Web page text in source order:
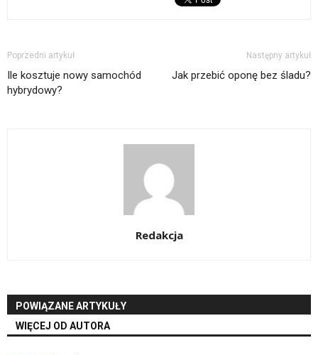
Poprzedni artykuł
Ile kosztuje nowy samochód
hybrydowy?
Następny artykuł
Jak przebić oponę bez śladu?
Redakcja
POWIĄZANE ARTYKUŁY
WIĘCEJ OD AUTORA